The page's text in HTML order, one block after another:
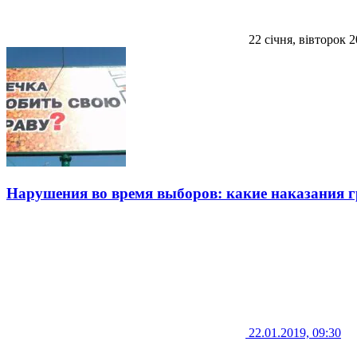
22 січня, вівторок
Нарушения во время выборов: какие наказания
22.01.2019, 09:30